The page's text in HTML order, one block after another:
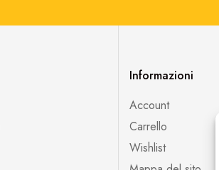
Informazioni
Account
Carrello
Wishlist